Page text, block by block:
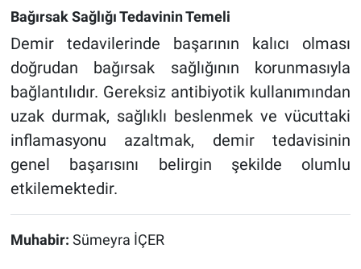
Bağırsak Sağlığı Tedavinin Temeli
Demir tedavilerinde başarının kalıcı olması
doğrudan bağırsak sağlığının korunmasıyla
bağlantılıdır. Gereksiz antibiyotik kullanımından
uzak durmak, sağlıklı beslenmek ve vücuttaki
inflamasyonu azaltmak, demir tedavisinin
genel başarısını belirgin şekilde olumlu
etkilemektedir.
Muhabir: Sümeyra İÇER